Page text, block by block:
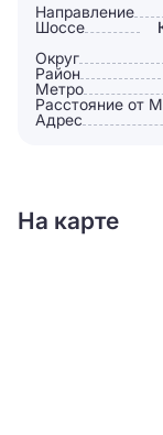
Направление
Шоссе
Округ
Район
Метро
Расстояние от
Адрес
На карте